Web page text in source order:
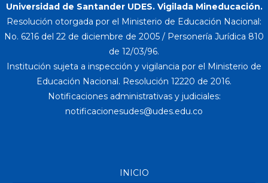
Universidad de Santander UDES. Vigilada Mineducación.
Resolución otorgada por el Ministerio de Educación Nacional:
No. 6216 del 22 de diciembre de 2005 / Personería Jurídica 810
de 12/03/96.
Institución sujeta a inspección y vigilancia por el Ministerio de
Educación Nacional. Resolución 12220 de 2016.
Notificaciones administrativas y judiciales:
INICIO